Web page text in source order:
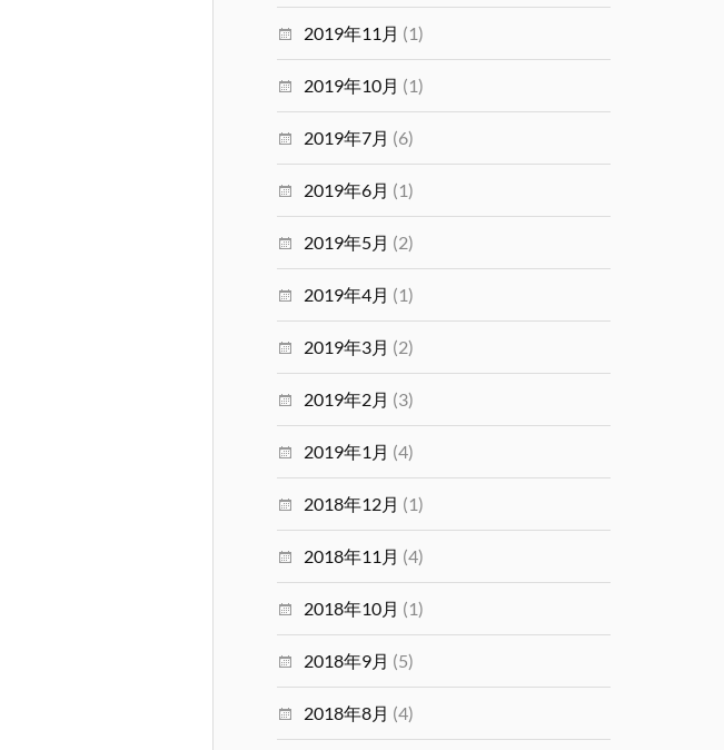
2019年11月 (1)
2019年10月 (1)
2019年7月 (6)
2019年6月 (1)
2019年5月 (2)
2019年4月 (1)
2019年3月 (2)
2019年2月 (3)
2019年1月 (4)
2018年12月 (1)
2018年11月 (4)
2018年10月 (1)
2018年9月 (5)
2018年8月 (4)